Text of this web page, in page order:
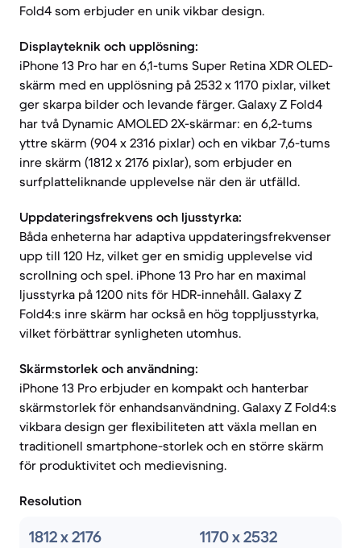
Fold4 som erbjuder en unik vikbar design.
Displayteknik och upplösning:
iPhone 13 Pro har en 6,1-tums Super Retina XDR OLED-
skärm med en upplösning på 2532 x 1170 pixlar, vilket
ger skarpa bilder och levande färger. Galaxy Z Fold4
har två Dynamic AMOLED 2X-skärmar: en 6,2-tums
yttre skärm (904 x 2316 pixlar) och en vikbar 7,6-tums
inre skärm (1812 x 2176 pixlar), som erbjuder en
surfplatteliknande upplevelse när den är utfälld.
Uppdateringsfrekvens och ljusstyrka:
Båda enheterna har adaptiva uppdateringsfrekvenser
upp till 120 Hz, vilket ger en smidig upplevelse vid
scrollning och spel. iPhone 13 Pro har en maximal
ljusstyrka på 1200 nits för HDR-innehåll. Galaxy Z
Fold4:s inre skärm har också en hög toppljusstyrka,
vilket förbättrar synligheten utomhus.
Skärmstorlek och användning:
iPhone 13 Pro erbjuder en kompakt och hanterbar
skärmstorlek för enhandsanvändning. Galaxy Z Fold4:s
vikbara design ger flexibiliteten att växla mellan en
traditionell smartphone-storlek och en större skärm
för produktivitet och medievisning.
Resolution
1812 x 2176 1170 x 2532